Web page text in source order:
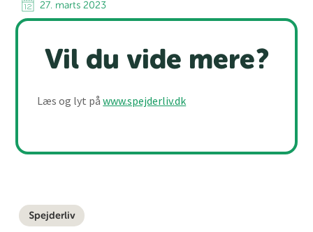
27. marts 2023
Vil du vide mere?
Læs og lyt påwww.spejderliv.dk
Spejderliv